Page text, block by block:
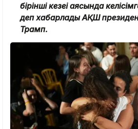
бірінші кезеңі аясында
деп хабарлады АҚШ
Трамп.